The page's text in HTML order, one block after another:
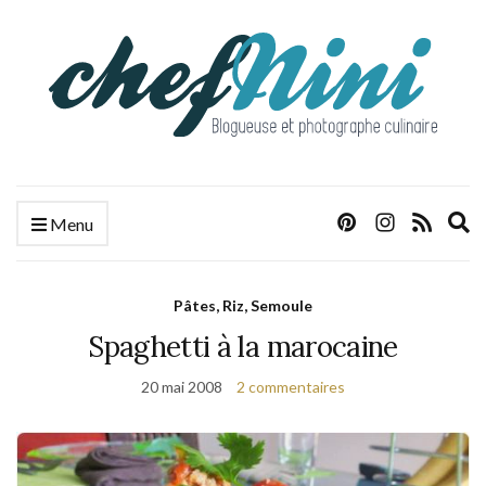
Menu
Pâtes, Riz, Semoule
Spaghetti à la marocaine
20 mai 2008 2 commentaires